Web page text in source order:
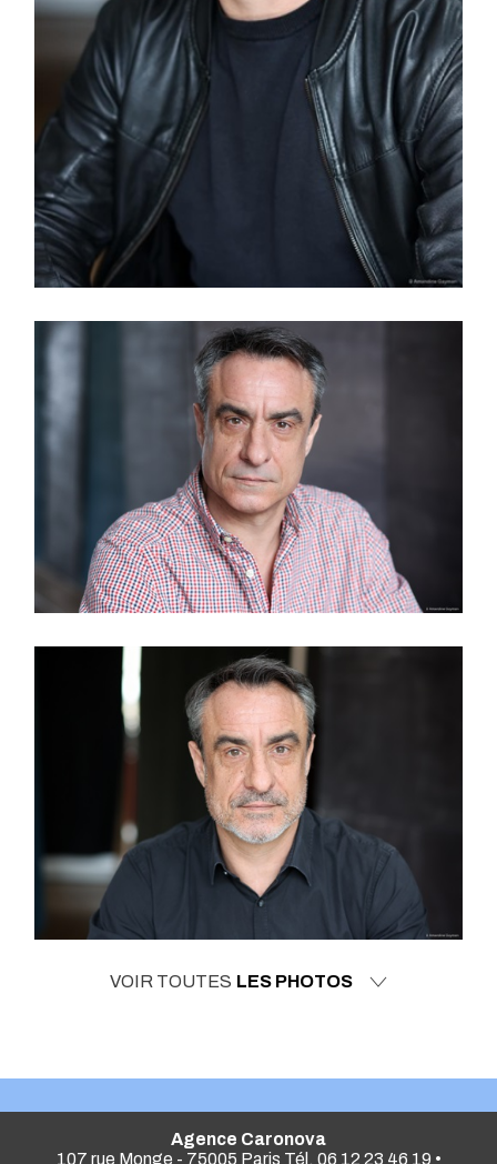
VOIR TOUTES LES PHOTOS
Agence Caronova
107 rue Monge - 75005 Paris Tél. 06 12 23 46 19 •